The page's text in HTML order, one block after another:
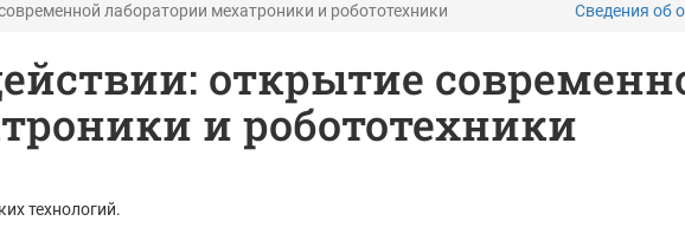
лаборатории мехатроники и робототехники Сведения об
открытие
и робототехники
технологий.